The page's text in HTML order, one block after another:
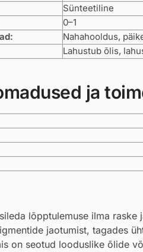
Sünteetiline
0–1
Nahahooldus,
Lahustub õlis,
ja
lõpptulemuse ilma raske
jaotumist, tagades
on seotud looduslike õlide